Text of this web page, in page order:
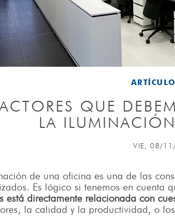
QUE
LA
VIE, 08/
de una oficina es una de las
Es lógico si tenemos en cuenta
está directamente relacionada con
la calidad y la productividad, o